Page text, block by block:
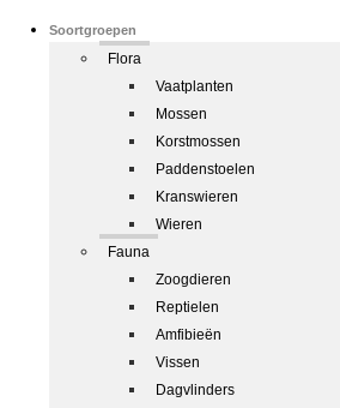
Soortgroepen
Flora
Vaatplanten
Mossen
Korstmossen
Paddenstoelen
Kranswieren
Wieren
Fauna
Zoogdieren
Reptielen
Amfibieën
Vissen
Dagvlinders